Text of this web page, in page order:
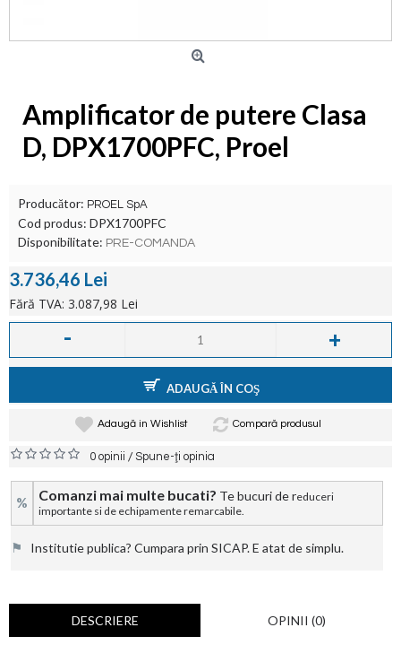
Amplificator de putere Clasa
D, DPX1700PFC, Proel
Producător: PROEL SpA
Cod produs: DPX1700PFC
Disponibilitate: PRE-COMANDA
3.736,46 Lei
Fără TVA: 3.087,98 Lei
- +
ADAUGĂ ÎN COŞ
Adaugă in Wishlist Compară produsul
0 opinii /Spune-ţi opinia
% Comanzi mai multe bucati? Te bucuri de reduceri
importante si de echipamente remarcabile.
⚑ Institutie publica? Cumpara prin SICAP. E atat de simplu.
DESCRIERE OPINII (0)